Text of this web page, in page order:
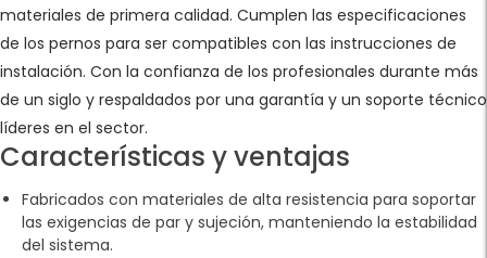
materiales de primera calidad. Cumplen las especificaciones
de los pernos para ser compatibles con las instrucciones de
instalación. Con la confianza de los profesionales durante más
de un siglo y respaldados por una garantía y un soporte técnico
líderes en el sector.
Características y ventajas
Fabricados con materiales de alta resistencia para soportar
las exigencias de par y sujeción, manteniendo la estabilidad
del sistema.